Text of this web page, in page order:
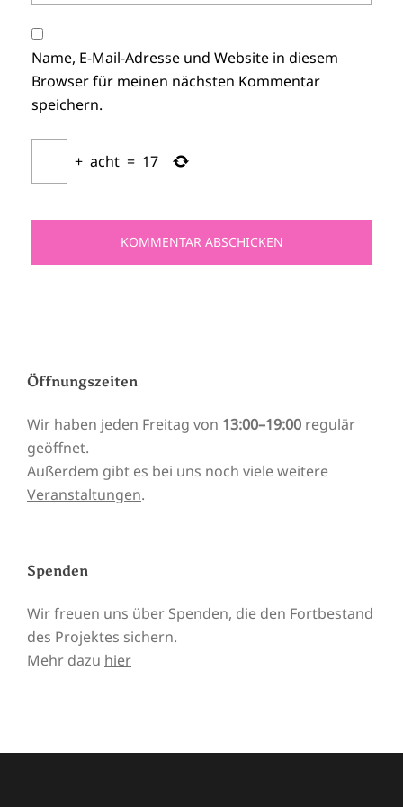
Name, E-Mail-Adresse und Website in diesem
Browser für meinen nächsten Kommentar
speichern.
+ acht = 17
Öffnungszeiten
Wir haben jeden Freitag von 13:00–19:00 regulär
geöffnet.
Außerdem gibt es bei uns noch viele weitere
Veranstaltungen.
Spenden
Wir freuen uns über Spenden, die den Fortbestand
des Projektes sichern.
Mehr dazu hier